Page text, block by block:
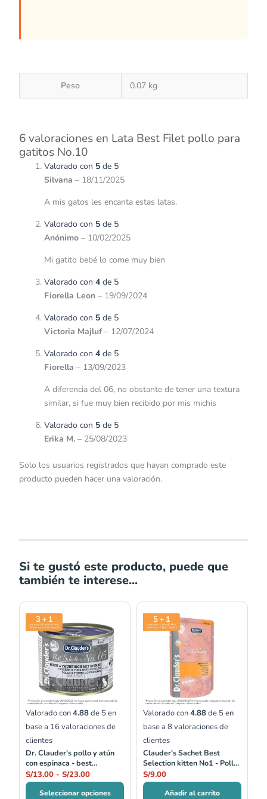
Peso 0.07 kg
6 valoraciones en Lata Best Filet pollo para
gatitos No.10
Valorado con 5 de 5
Silvana – 18/11/2025
A mis gatos les encanta estas latas.
Valorado con 5 de 5
Anónimo – 10/02/2025
Mi gatito bebé lo come muy bien
Valorado con 4 de 5
Fiorella Leon – 19/09/2024
Valorado con 5 de 5
Victoria Majluf– 12/07/2024
Valorado con 4 de 5
Fiorella – 13/09/2023
A diferencia del 06, no obstante de tener una textura
similar, si fue muy bien recibido por mis michis
Valorado con 5 de 5
Erika M. – 25/08/2023
Solo los usuarios registrados que hayan comprado este
producto pueden hacer una valoración.
Si te gustó este producto, puede que
también te interese...
Valorado con4.88de 5 en
base a 16 valoraciones de
clientes
Dr. Clauder's pollo y atún
con espinaca - best
selection no.05
S/13.00 - S/23.00
de
precios:
desde
S/13.00
hasta
S/23.00
Seleccionar opciones
Valorado con4.88de 5 en
base a 8valoraciones de
clientes
Clauder's Sachet Best
Selection kitten No1 - Pollo
Fino
S/9.00
Añadir al carrito